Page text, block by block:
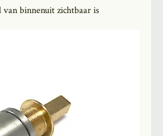
binnenuit zichtbaar is